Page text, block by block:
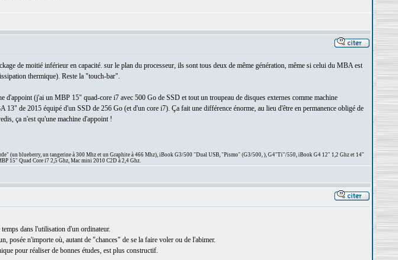
de moitié inférieur en capacité. sur le plan du processeur, ils sont tous deux de même génération, même si celui du MBA est
thermique). Reste la "touch-bar".
(j'ai un MBP 15" quad-core i7 avec 500 Go de SSD et tout un troupeau de disques externes comme machine
de 2015 équipé d'un SSD de 256 Go (et d'un core i7). Ça fait une différence énorme, au lieu d'être en permanence obligé de
ça n'est qu'une machine d'appoint !
(un blueberry, un tangerine à 300 Mhz et un Graphite à 466 Mhz), iBook G3/500 "Dual USB, "Pismo" (G3/500, ), G4"Ti"/550, iBook G4 12" 1,2 Ghz et 14"
15" Quad Core i7 2,5 Ghz, Mac mini 2010 C2D à 2,4 Ghz.
dans l'utilisation d'un ordinateur.
posée n'importe où, autant de "chances" de se la faire voler ou de l'abimer.
pour réaliser de bonnes études, est plus constructif.